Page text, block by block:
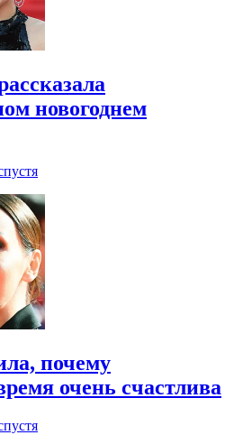
новогоднем
почему
очень счастлива